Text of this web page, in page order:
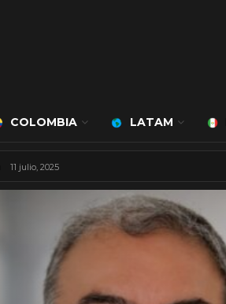
COLOMBIA LATAM
11 julio, 2025